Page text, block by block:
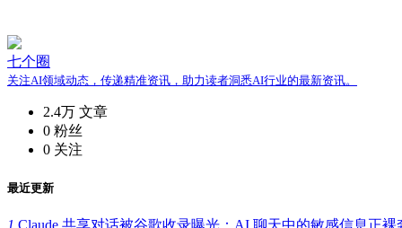
七个圈
关注AI领域动态，传递精准资讯，助力读者洞悉AI行业的最新资讯。
2.4万 文章
0 粉丝
0 关注
最近更新
1. Claude 共享对话被谷歌收录曝光：AI 聊天中的敏感信息正裸